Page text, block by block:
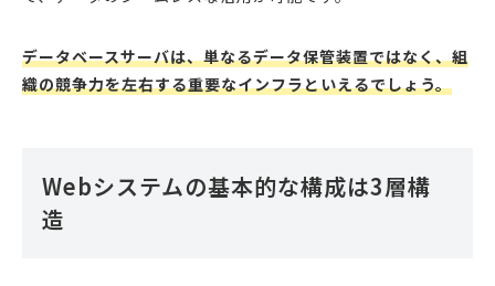
データベースサーバは、単なるデータ保管装置ではなく、組
織の競争力を左右する重要なインフラといえるでしょう。
Webシステムの基本的な構成は3層構
造